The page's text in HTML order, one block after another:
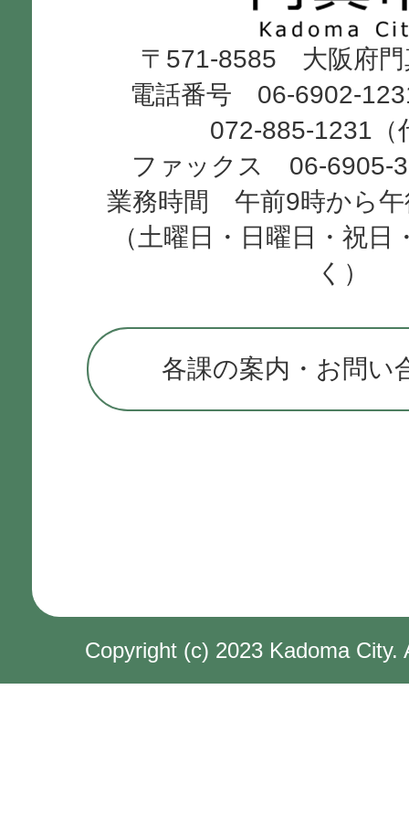
Kadoma
City
〒571-8585 大阪府門
電話番号 06-6902-
072-885-1231（
ファックス 06-6905-
業務時間 午前9時から午
（土曜日・日曜日・祝日
く）
各課の案内・お問い
Copyright (c) 2023 Kadoma City.